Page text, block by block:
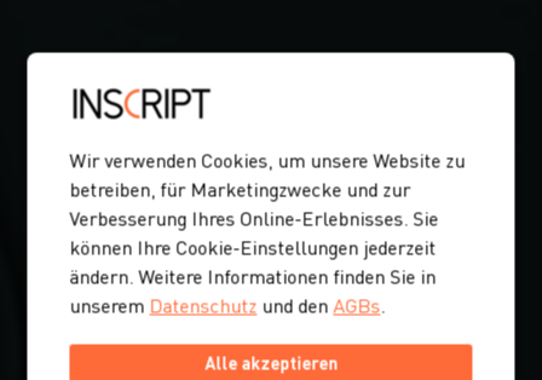
Wir verwenden Cookies, um unsere Website zu
betreiben, für Marketingzwecke und zur
Verbesserung Ihres Online-Erlebnisses. Sie
können Ihre Cookie-Einstellungen jederzeit
ändern. Weitere Informationen finden Sie in
unserem Datenschutz und denAGBs.
Alle akzeptieren